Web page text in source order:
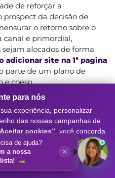
de reforçar a
da decisão de
o retorno sobre o
canal é primordial,
alocados de forma
adicionar site na 1ª pagina
parte de um plano de
coeso.
DE DEMANDA
a uma estratégia de
poderoso para a
e resultados rápidos. A
Ads não apenas como
para nós
experiência, personalizar
das nossas campanhas de
cookies” , você concorda
Política de Privacidade.
de ajuda?
a nossa
×